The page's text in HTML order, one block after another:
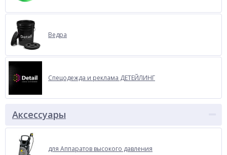
Ведра
Спецодежда и реклама ДЕТЕЙЛИНГ
Аксессуары
для Аппаратов высокого давления